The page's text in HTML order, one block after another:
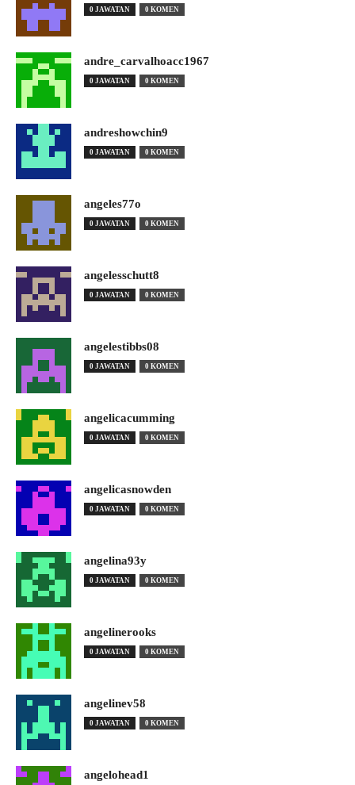
0 JAWATAN 0 KOMEN
andre_carvalhoacc1967
0 JAWATAN 0 KOMEN
andreshowchin9
0 JAWATAN 0 KOMEN
angeles77o
0 JAWATAN 0 KOMEN
angelesschutt8
0 JAWATAN 0 KOMEN
angelestibbs08
0 JAWATAN 0 KOMEN
angelicacumming
0 JAWATAN 0 KOMEN
angelicasnowden
0 JAWATAN 0 KOMEN
angelina93y
0 JAWATAN 0 KOMEN
angelinerooks
0 JAWATAN 0 KOMEN
angelinev58
0 JAWATAN 0 KOMEN
angelohead1